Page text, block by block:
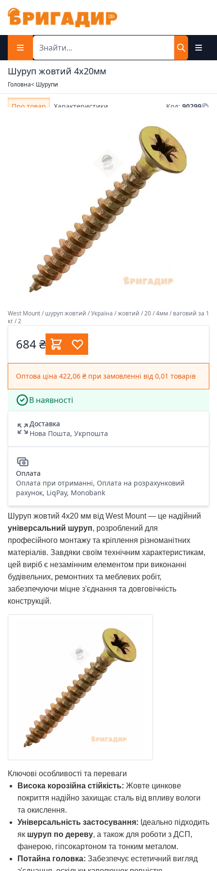
Шуруп жовтий 4х20мм
Головна< Шурупи
Про товар Характеристики Код: 90299
West Mount / шуруп жовтий / Україна / жовтий / 20 / 4мм / ваговий за 1
кг / 2
684 ₴
Оптова ціна 422,06 ₴ при замовленні від 0,01 товарів
В наявності
Доставка
Нова Пошта, Укрпошта
Оплата
Оплата при отриманні, Оплата на розрахунковий
рахунок, LiqPay, Monobank
Шуруп жовтий 4х20 мм від West Mount — це надійний
універсальний шуруп, розроблений для
професійного монтажу та кріплення різноманітних
матеріалів. Завдяки своїм технічним характеристикам,
цей виріб є незамінним елементом при виконанні
будівельних, ремонтних та меблевих робіт,
забезпечуючи міцне з'єднання та довговічність
конструкцій.
Ключові особливості та переваги
Висока корозійна стійкість: Жовте цинкове
покриття надійно захищає сталь від впливу вологи
та окислення.
Універсальність застосування: Ідеально підходить
як шуруп по дереву, а також для роботи з ДСП,
фанерою, гіпсокартоном та тонким металом.
Потайна головка: Забезпечує естетичний вигляд